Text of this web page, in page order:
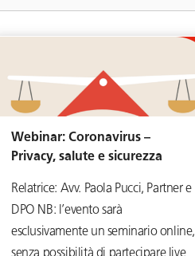
Webinar: Coronavirus –
Privacy, salute e sicurezza
Relatrice: Avv. Paola Pucci, Partner e
DPO NB: l’evento sarà
esclusivamente un seminario online,